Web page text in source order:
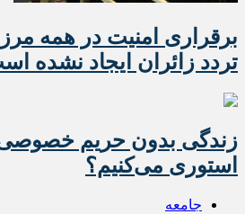
برقراری امنیت در همه
تردد زائران ایجاد نشده
زندگی بدون حریم خصوصی؛
استوری می‌کنیم؟
جامعه